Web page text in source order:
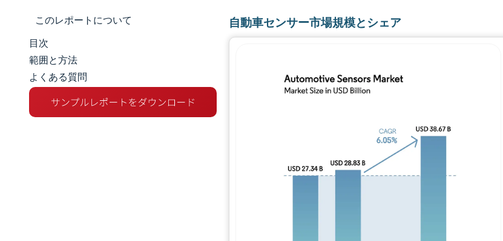
このレポートについて
市場規模とシェア
市場分析
トレンドとインサイト
目次
範囲と方法
よくある質問
自動車センサー市場規模とシェア
画像 © Mordor Intelligence。再利用には